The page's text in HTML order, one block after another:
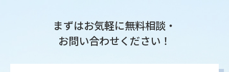
まずはお気軽に無料相談・
お問い合わせください！